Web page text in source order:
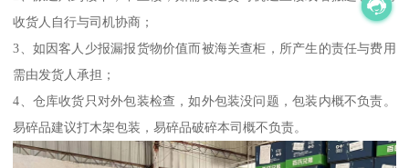
收货人自行与司机协商；
3、如因客人少报漏报货物价值而被海关查柜，所产生的责任与费用
需由发货人承担；
4、仓库收货只对外包装检查，如外包装没问题，包装内概不负责。
易碎品建议打木架包装，易碎品破碎本司概不负责。